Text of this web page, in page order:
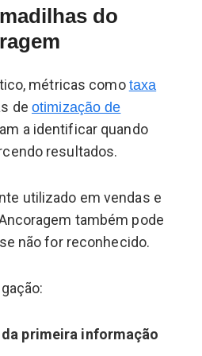
do
métricas comotaxa
de otimização de
a identificar quando
resultados.
utilizado em vendas e
também pode
não for reconhecido.
primeira informação